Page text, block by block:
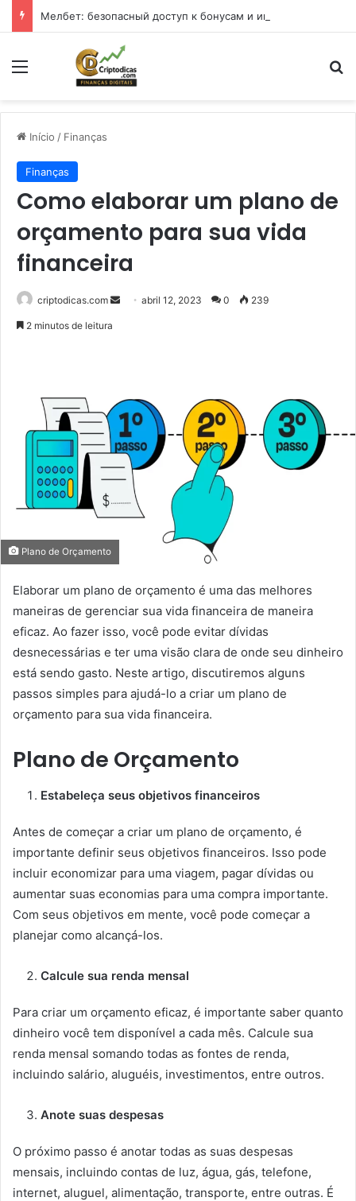
Menu
Início / Finanças
Finanças
Como elaborar um plano de
orçamento para sua vida
financeira
criptodicas.com
Mandeabril 12, 2023 0 239
2 minutos de leitura
Plano de Orçamento
Elaborar um plano de orçamento é uma das melhores
maneiras de gerenciar sua vida financeira de maneira
eficaz. Ao fazer isso, você pode evitar dívidas
desnecessárias e ter uma visão clara de onde seu dinheiro
está sendo gasto. Neste artigo, discutiremos alguns
passos simples para ajudá-lo a criar um plano de
orçamento para sua vida financeira.
Plano de Orçamento
Estabeleça seus objetivos financeiros
Antes de começar a criar um plano de orçamento, é
importante definir seus objetivos financeiros. Isso pode
incluir economizar para uma viagem, pagar dívidas ou
aumentar suas economias para uma compra importante.
Com seus objetivos em mente, você pode começar a
planejar como alcançá-los.
Calcule sua renda mensal
Para criar um orçamento eficaz, é importante saber quanto
dinheiro você tem disponível a cada mês. Calcule sua
renda mensal somando todas as fontes de renda,
incluindo salário, aluguéis, investimentos, entre outros.
Anote suas despesas
O próximo passo é anotar todas as suas despesas
mensais, incluindo contas de luz, água, gás, telefone,
internet, aluguel, alimentação, transporte, entre outras. É